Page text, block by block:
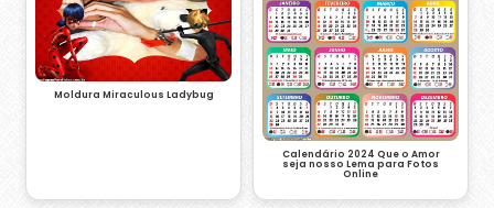
Moldura Miraculous Ladybug
Calendário 2024 Que o Amor
seja nosso Lema para Fotos
Online